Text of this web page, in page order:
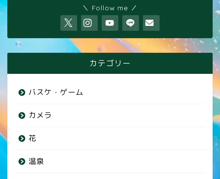
＼ Follow me ／
カテゴリー
バスケ・ゲーム
カメラ
花
温泉